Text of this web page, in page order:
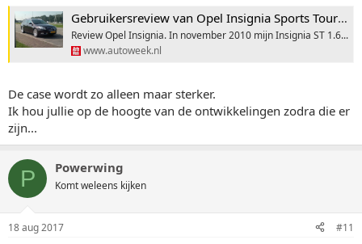
Gebruikersreview van Opel Insignia Sports Tourer 1.6 Turbo
Review Opel Insignia. In november 2010 mijn Insignia ST 1.6...
www.autoweek.nl
De case wordt zo alleen maar sterker.
Ik hou jullie op de hoogte van de ontwikkelingen zodra die er
zijn...
P Powerwing
Komt weleens kijken
18 aug 2017 #11